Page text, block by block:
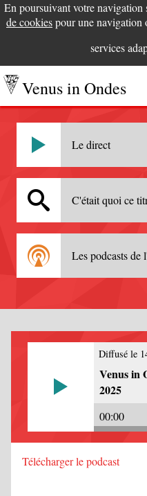
En poursuivant votre navigation
de cookiespour une navigation
services
Venus in Ondes
Le direct
C'était quoi ce
Les podcasts de
Diffusé le
Venus in
2025
00:00
Télécharger le podcast